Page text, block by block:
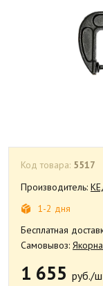
Код товара: 5517
Производитель:
1-2 дня
Бесплатная
Самовывоз:
1 655 руб./